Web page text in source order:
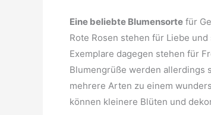
Eine beliebte Blumensorte für
Rote Rosen stehen für Liebe
Exemplare dagegen stehen für
Blumengrüße werden allerdings
mehrere Arten zu einem
können kleinere Blüten und